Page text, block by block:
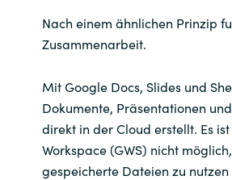
United States
Nach einem ähnlichen Prinzip
Zusammenarbeit.
Mit Google Docs, Slides und
Dokumente, Präsentationen
direkt in der Cloud erstellt. Es
Workspace (GWS) nicht
gespeicherte Dateien zu nutzen